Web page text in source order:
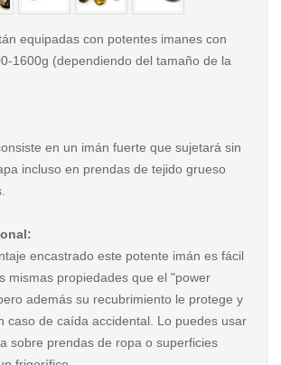
equipadas con potentes imanes con
1600g (dependiendo del tamaño de la
en un imán fuerte que sujetará sin
incluso en prendas de tejido grueso
encastrado este potente imán es fácil
mismas propiedades que el "power
además su recubrimiento le protege y
caso de caída accidental. Lo puedes usar
sobre prendas de ropa o superficies